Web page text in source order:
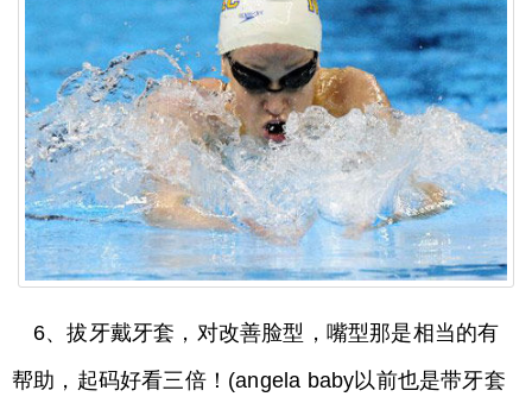
6、拔牙戴牙套，对改善脸型，嘴型那是相当的有
帮助，起码好看三倍！(angela baby以前也是带牙套